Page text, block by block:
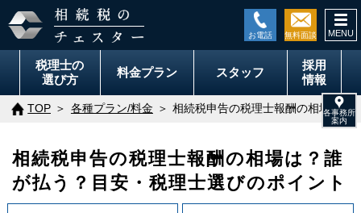
税理士の
選び方
料金プラン スタッフ
採用
情報
TOP 各種プラン/料金 相続税申告の税理士報酬の相場は？
相続税申告の税理士報酬の相場は？誰
が払う？目安・税理士選びのポイント